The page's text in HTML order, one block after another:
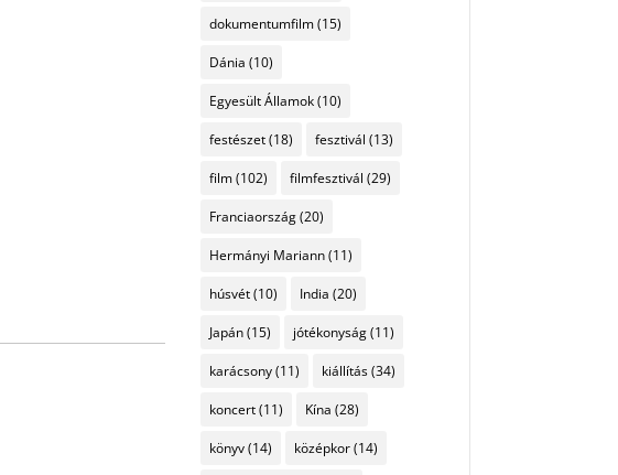
dokumentumfilm(15)
Dánia (10)
Egyesült Államok(10)
festészet(18) fesztivál (13)
film(102) filmfesztivál (29)
Franciaország(20)
Hermányi Mariann(11)
húsvét(10) India (20)
Japán(15) jótékonyság(11)
karácsony(11) kiállítás(34)
koncert(11) Kína (28)
könyv(14) középkor(14)